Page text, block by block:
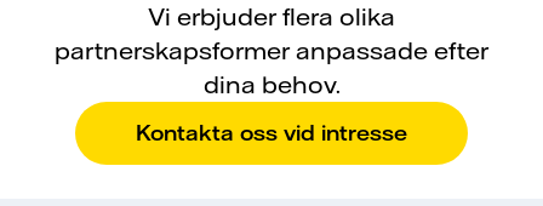
Vi erbjuder flera olika
partnerskapsformer anpassade efter
dina behov.
Kontakta oss vid intresse